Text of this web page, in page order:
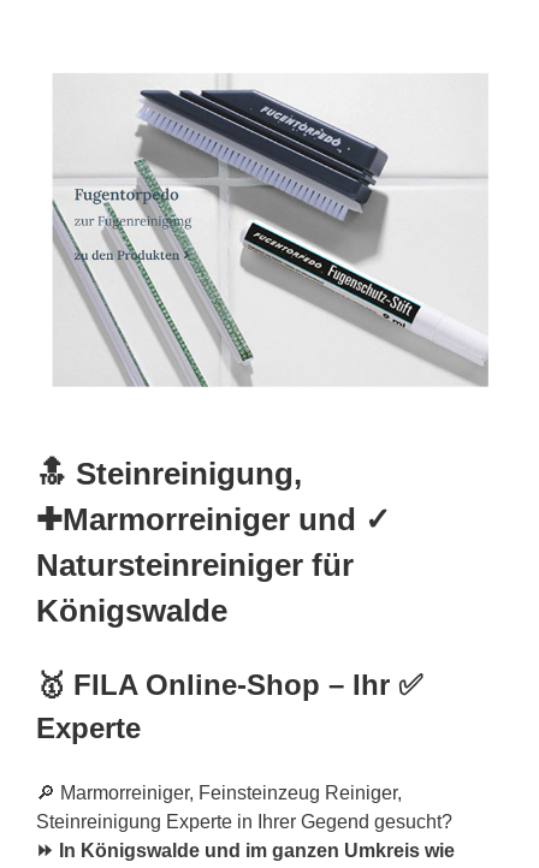
🔝 Steinreinigung,
✚Marmorreiniger und ✓
Natursteinreiniger für
Königswalde
🥇 FILA Online-Shop – Ihr ✅
Experte
🔎 Marmorreiniger, Feinsteinzeug Reiniger,
Steinreinigung Experte in Ihrer Gegend gesucht?
⏩ In Königswalde und im ganzen Umkreis wie